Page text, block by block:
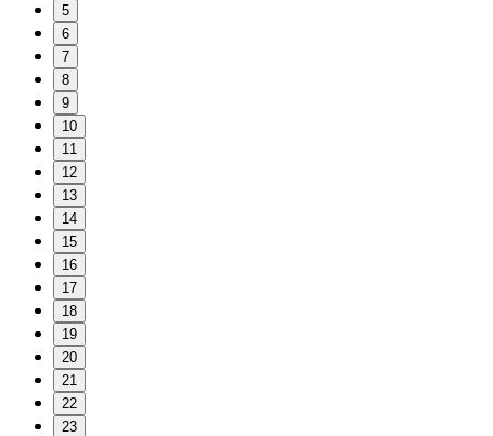
5
6
7
8
9
10
11
12
13
14
15
16
17
18
19
20
21
22
23